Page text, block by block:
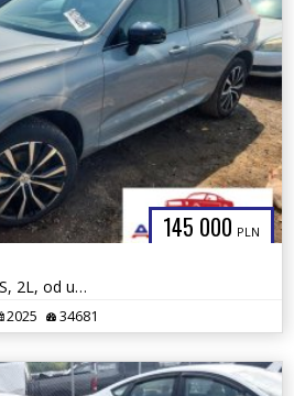
145 000 PLN
2025r., VOLVO XC60 PLUS, 2L, od ubezpieczalni
2025 34681